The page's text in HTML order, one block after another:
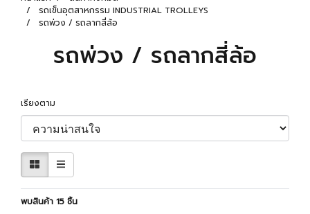
รถเข็นอุตสาหกรรม INDUSTRIAL TROLLEYS
รถพ่วง / รถลากสี่ล้อ
รถพ่วง / รถลากสี่ล้อ
เรียงตาม
พบสินค้า 15 ชิ้น